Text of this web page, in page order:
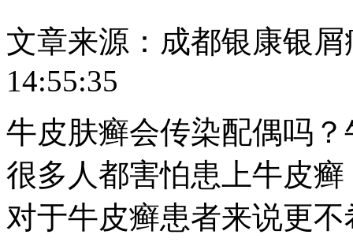
文章来源：成都银康银屑
14:55:35
牛皮肤癣会传染配偶吗
很多人都害怕患上牛皮
对于牛皮癣患者来说更